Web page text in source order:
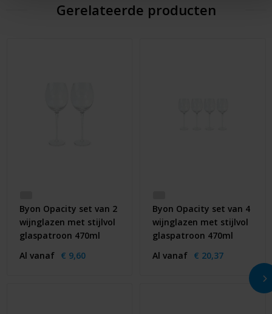
Gerelateerde producten
Byon Opacity set van 2
wijnglazen met stijlvol
glaspatroon 470ml
Al vanaf € 9,60
Byon Opacity set van 4
wijnglazen met stijlvol
glaspatroon 470ml
Al vanaf € 20,37